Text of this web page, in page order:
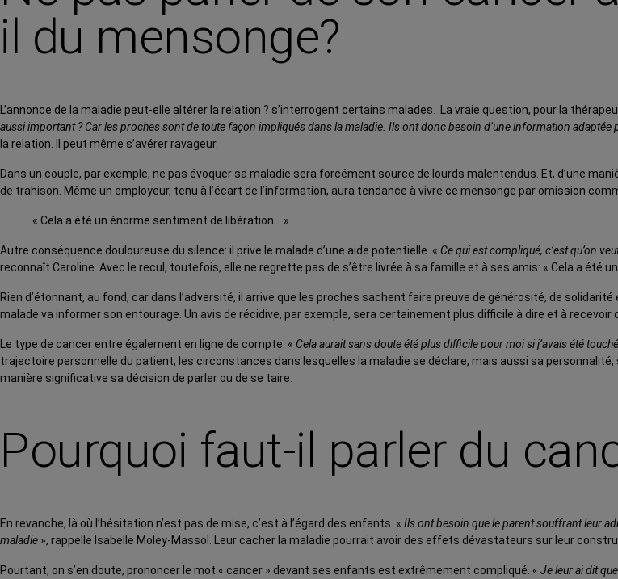
il du mensonge?
L’annonce de la maladie peut-elle altérer la relation ? s’interrogent certains malades. La vraie question, pour la
aussi important ? Car les proches sont de toute façon impliqués dans la maladie. Ils ont donc besoin d’une information adaptée
la relation. Il peut même s’avérer ravageur.
Dans un couple, par exemple, ne pas évoquer sa maladie sera forcément source de lourds malentendus. Et, d’une
de trahison. Même un employeur, tenu à l’écart de l’information, aura tendance à vivre ce mensonge par omission
« Cela a été un énorme sentiment de libération… »
Autre conséquence douloureuse du silence: il prive le malade d’une aide potentielle. « Ce qui est compliqué, c’est qu’on
reconnaît Caroline. Avec le recul, toutefois, elle ne regrette pas de s’être livrée à sa famille et à ses amis: « Cela a été
Rien d’étonnant, au fond, car dans l’adversité, il arrive que les proches sachent faire preuve de générosité, de
malade va informer son entourage. Un avis de récidive, par exemple, sera certainement plus difficile à dire et à recevoir
Le type de cancer entre également en ligne de compte: « Cela aurait sans doute été plus difficile pour moi si j’avais été
trajectoire personnelle du patient, les circonstances dans lesquelles la maladie se déclare, mais aussi sa
manière significative sa décision de parler ou de se taire.
Pourquoi faut-il parler du
En revanche, là où l’hésitation n’est pas de mise, c’est à l’égard des enfants. « Ils ont besoin que le parent souffrant leur
maladie », rappelle lsabelle Moley-Massol. Leur cacher la maladie pourrait avoir des effets dévastateurs sur leur
Pourtant, on s’en doute, prononcer le mot « cancer » devant ses enfants est extrêmement compliqué. « Je leur ai dit